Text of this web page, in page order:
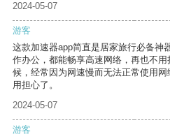
2024-05-07
游客
这款加速器app简直是居家旅行必备神
作办公，都能畅享高速网络，再也不
候，经常因为网速慢而无法正常使用
用担心了。
2024-05-07
游客